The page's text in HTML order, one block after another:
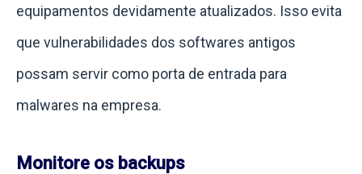
equipamentos devidamente atualizados. Isso evita
que vulnerabilidades dos softwares antigos
possam servir como porta de entrada para
malwares na empresa.
Monitore os backups